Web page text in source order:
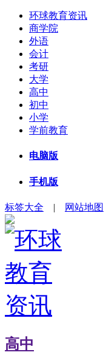
环球教育资讯
商学院
外语
会计
考研
大学
高中
初中
小学
学前教育
电脑版
手机版
标签大全 | 网站地图
高中